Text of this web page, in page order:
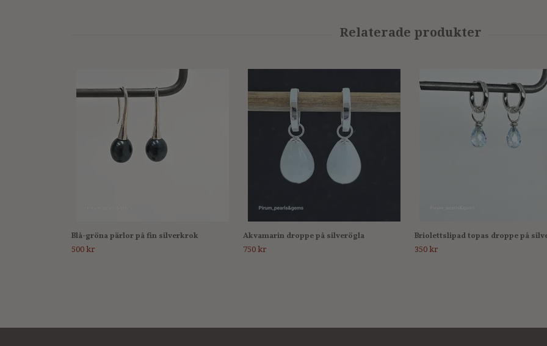
Blå-gröna pärlor på fin silverkrok
500 kr
Akvamarin droppe på silverögla
750 kr
Briolettslipad topas droppe på
350 kr